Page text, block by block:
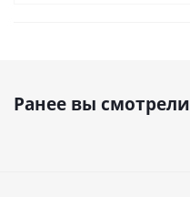
Ранее вы смотрели